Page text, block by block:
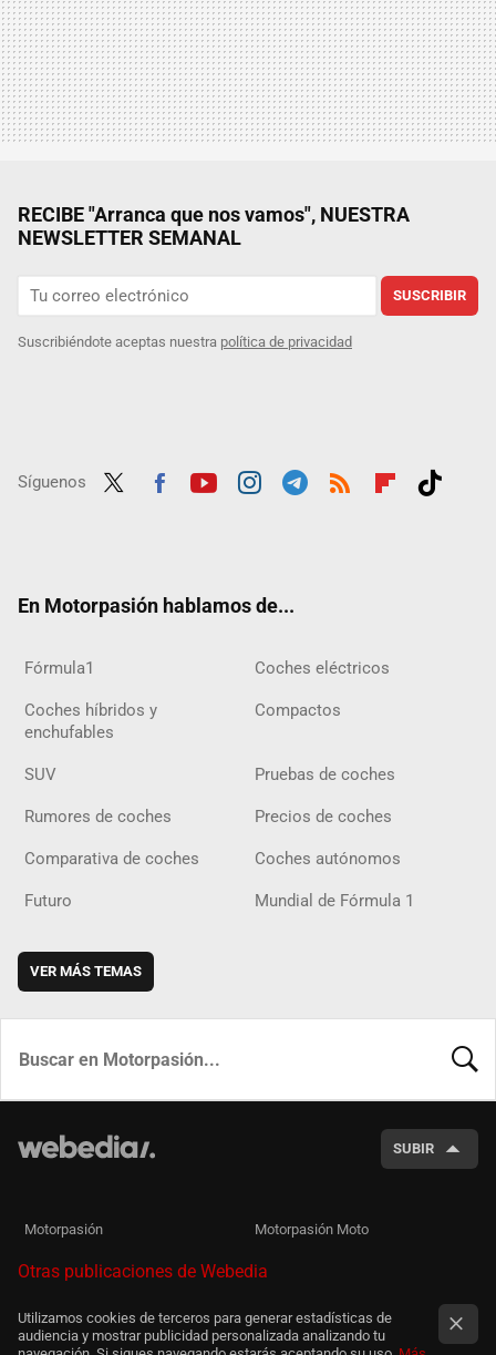
RECIBE "Arranca que nos vamos", NUESTRA
NEWSLETTER SEMANAL
SUSCRIBIR
Suscribiéndote aceptas nuestra política de privacidad
Síguenos
En Motorpasión hablamos de...
Fórmula1 Coches eléctricos
Coches híbridos y
enchufables
Compactos
SUV Pruebas de coches
Rumores de coches Precios de coches
Comparativa de coches Coches autónomos
Futuro Mundial de Fórmula 1
VER MÁS TEMAS
SUBIR
Motorpasión Motorpasión Moto
Otras publicaciones de Webedia
Utilizamos cookies de terceros para generar estadísticas de
audiencia y mostrar publicidad personalizada analizando tu